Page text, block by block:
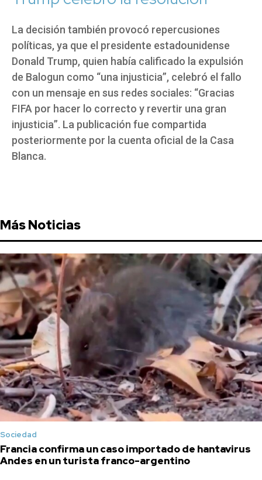
La decisión también provocó repercusiones
políticas, ya que el presidente estadounidense
Donald Trump, quien había calificado la expulsión
de Balogun como “una injusticia”, celebró el fallo
con un mensaje en sus redes sociales: “Gracias
FIFA por hacer lo correcto y revertir una gran
injusticia”. La publicación fue compartida
posteriormente por la cuenta oficial de la Casa
Blanca.
Más Noticias
Sociedad
Francia confirma un caso importado de hantavirus
Andes en un turista franco-argentino